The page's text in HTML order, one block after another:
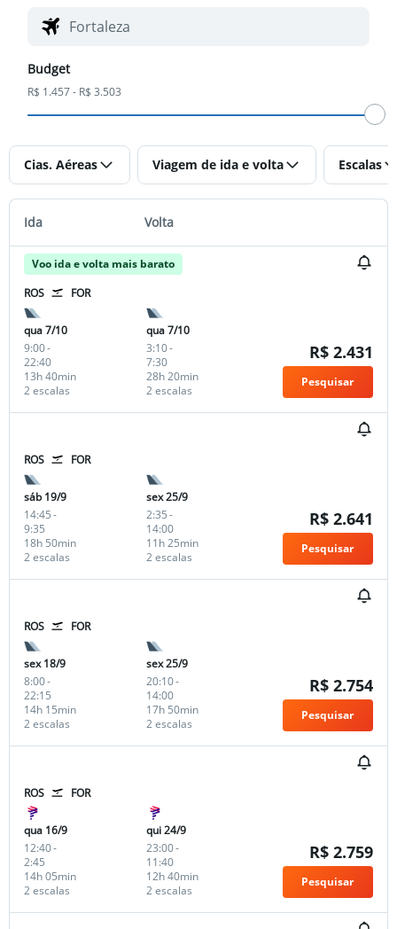
Budget
R$ 1.457 - R$ 3.503
Cias. Aéreas Viagem de ida e volta Escalas
Ida Volta
Voo ida e volta mais barato
ROS
FOR
qua 7/10
9:00-
22:40
2 escalas
13h 40min
qua 7/10
3:10-
7:30
2 escalas
28h 20min
R$ 2.431
Pesquisar
ROS FOR
sáb 19/9
14:45-
9:35
2 escalas
18h 50min
sex 25/9
2:35-
14:00
2 escalas
11h 25min
R$ 2.641
Pesquisar
ROS FOR
sex 18/9
8:00-
22:15
2 escalas
14h 15min
sex 25/9
20:10-
14:00
2 escalas
17h 50min
R$ 2.754
Pesquisar
ROS FOR
qua 16/9
12:40-
2:45
2 escalas
14h 05min
qui 24/9
23:00-
11:40
2 escalas
12h 40min
R$ 2.759
Pesquisar